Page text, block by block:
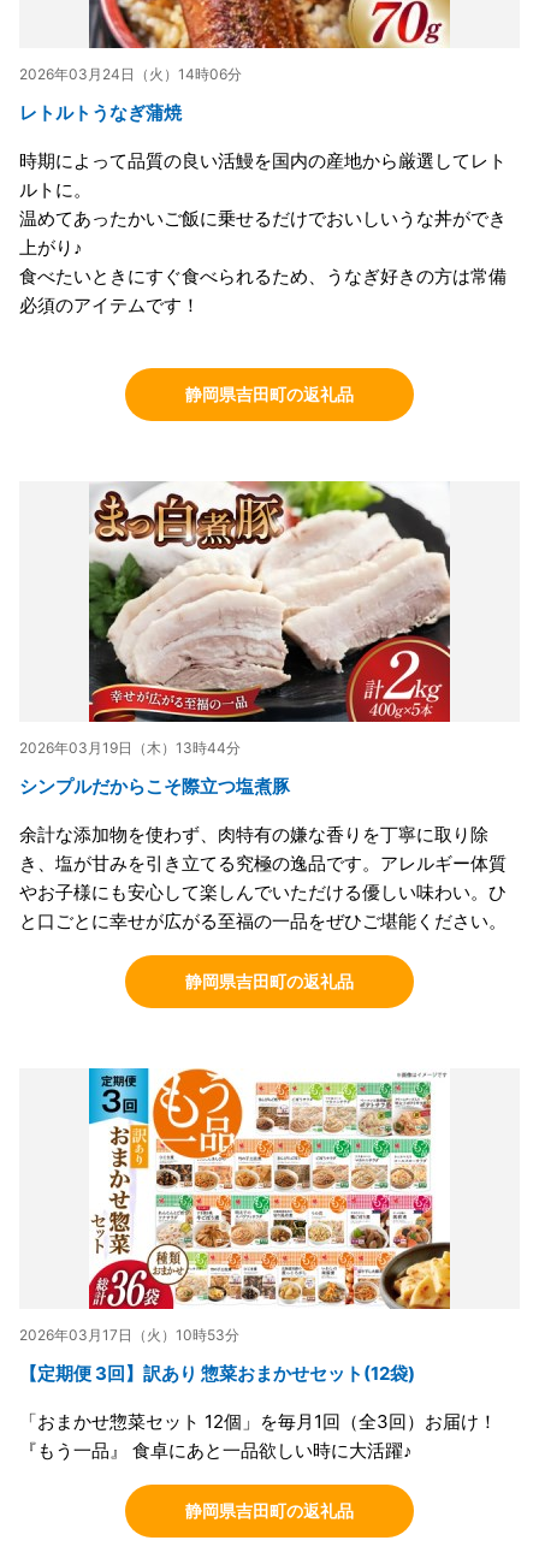
2026年03月24日（火）14時06分
レトルトうなぎ蒲焼
時期によって品質の良い活鰻を国内の産地から厳選してレト
ルトに。
温めてあったかいご飯に乗せるだけでおいしいうな丼ができ
上がり♪
食べたいときにすぐ食べられるため、うなぎ好きの方は常備
必須のアイテムです！
静岡県吉田町の返礼品
2026年03月19日（木）13時44分
シンプルだからこそ際立つ塩煮豚
余計な添加物を使わず、肉特有の嫌な香りを丁寧に取り除
き、塩が甘みを引き立てる究極の逸品です。アレルギー体質
やお子様にも安心して楽しんでいただける優しい味わい。ひ
と口ごとに幸せが広がる至福の一品をぜひご堪能ください。
静岡県吉田町の返礼品
2026年03月17日（火）10時53分
【定期便 3回】訳あり 惣菜おまかせセット(12袋)
「おまかせ惣菜セット 12個」を毎月1回（全3回）お届け！
『もう一品』 食卓にあと一品欲しい時に大活躍♪
静岡県吉田町の返礼品